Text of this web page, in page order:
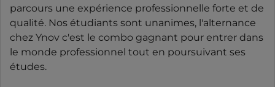
parcours une expérience professionnelle forte et de
qualité. Nos étudiants sont unanimes, l'alternance
chez Ynov c'est le combo gagnant pour entrer dans
le monde professionnel tout en poursuivant ses
études.